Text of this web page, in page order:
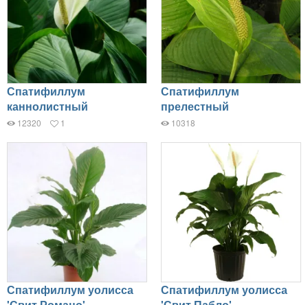
Спатифиллум
каннолистный
12320 1
Спатифиллум
прелестный
10318
Спатифиллум уолисса
Спатифиллум уолисса